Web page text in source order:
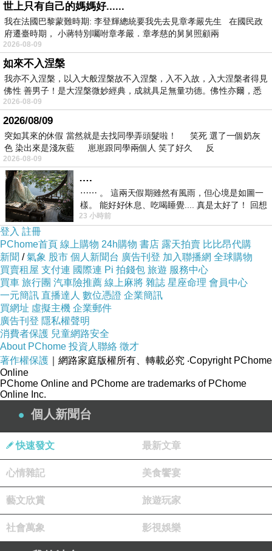
世上只有自己的媽媽好......
我在法國巴黎蒙難時期: 李登輝總統要我先去見章孝嚴先生 在國民政
府遷臺時期， 小蔣特別囑咐章孝嚴．章孝慈的舅舅照顧兩
2026-08-09
如來不入涅槃
我亦不入涅槃，以入大般涅槃故不入涅槃，入不入故，入大涅槃者得見
佛性 善男子！是大涅槃微妙經典，成就具足無量功德。佛性亦爾，悉
2026-08-09
2026/08/09
突如其來的休假 當然就是去找同學弄頭髮啦！ 笑死 選了一個奶灰
色 染出來是淺灰藍 崽崽跟同學兩個人 笑了好久 反
2026-08-09
….
⋯⋯ 。 這兩天假期雖然有風雨，但心境是如圖一
樣。 能好好休息、吃喝睡覺.... 真是太好了！ 回想
起來，以前根本就很難有這
23 小時前
登入 註冊
PChome首頁 線上購物 24h購物 書店 露天拍賣 比比昂代購
新聞 /氣象 股市 個人新聞台 廣告刊登 加入聯播網 全球購物
買賣租屋 支付連 國際連 Pi 拍錢包 旅遊 服務中心
買車 旅行團 汽車險推薦 線上麻將 雜誌 星座命理 會員中心
一元簡訊 直播達人 數位憑證 企業簡訊
買網址 虛擬主機 企業郵件
廣告刊登 隱私權聲明
消費者保護 兒童網路安全
About PChome 投資人聯絡 徵才
著作權保護 ｜網路家庭版權所有、轉載必究 ‧Copyright PChome
Online
PChome Online and PChome are trademarks of PChome
Online Inc.
個人新聞台
快速發文 最新文章
心情雜記 美食饗宴
藝文欣賞 旅遊玩家
社會萬象 影視娛樂